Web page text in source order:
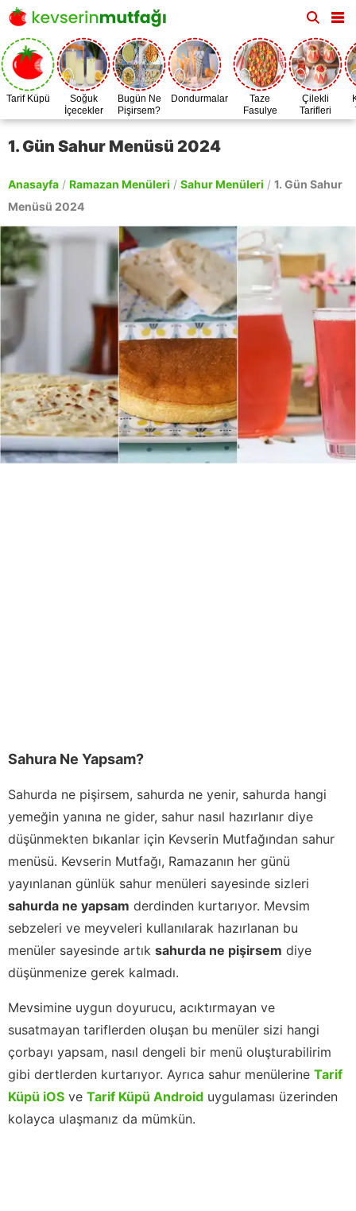
Tarif Küpü
Soğuk
İçecekler
Bugün Ne
Pişirsem?
Dondurmalar
Taze
Fasulye
Zamanı
Çilekli
Tarifleri
1. Gün Sahur Menüsü 2024
Anasayfa / Ramazan Menüleri / Sahur Menüleri / 1. Gün Sahur
Menüsü 2024
Sahura Ne Yapsam?
Sahurda ne pişirsem, sahurda ne yenir, sahurda hangi
yemeğin yanına ne gider, sahur nasıl hazırlanır diye
düşünmekten bıkanlar için Kevserin Mutfağından sahur
menüsü. Kevserin Mutfağı, Ramazanın her günü
yayınlanan günlük sahur menüleri sayesinde sizleri
sahurda ne yapsam derdinden kurtarıyor. Mevsim
sebzeleri ve meyveleri kullanılarak hazırlanan bu
menüler sayesinde artık sahurda ne pişirsem diye
düşünmenize gerek kalmadı.
Mevsimine uygun doyurucu, acıktırmayan ve
susatmayan tariflerden oluşan bu menüler sizi hangi
çorbayı yapsam, nasıl dengeli bir menü oluşturabilirim
gibi dertlerden kurtarıyor. Ayrıca sahur menülerine Tarif
Küpü iOS ve Tarif Küpü Android uygulaması üzerinden
kolayca ulaşmanız da mümkün.